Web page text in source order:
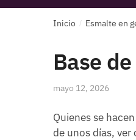
Inicio / Esmalte en
Base
mayo 12, 2026
Quienes se
de unos días,